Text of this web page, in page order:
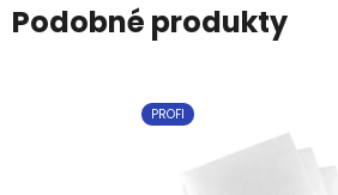
Podobné produkty
PROFI